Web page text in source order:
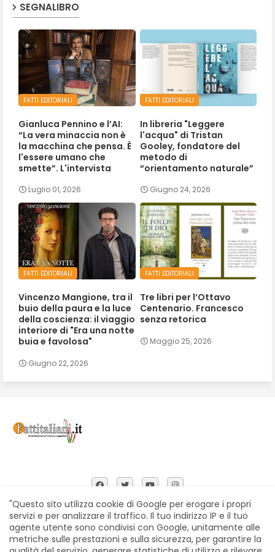
SEGNALIBRO
FATTI EDITORIALI
Gianluca Pennino e l’AI:
“La vera minaccia non è
la macchina che pensa. È
l'essere umano che
smette”. L'intervista
Luglio 01, 2026
FATTI EDITORIALI
In libreria "Leggere
l'acqua" di Tristan
Gooley, fondatore del
metodo di
“orientamento naturale”
Giugno 24, 2026
FATTI EDITORIALI
Vincenzo Mangione, tra il
buio della paura e la luce
della coscienza: il viaggio
interiore di "Era una notte
buia e favolosa"
Giugno 22, 2026
FATTI EDITORIALI
Tre libri per l’Ottavo
Centenario. Francesco
senza retorica
Maggio 25, 2026
Home Chi siamo Contatti
Privacy Policy
Segnalazioni
"Questo sito utilizza cookie di Google per erogare i propri
servizi e per analizzare il traffico. Il tuo indirizzo IP e il tuo
agente utente sono condivisi con Google, unitamente alle
metriche sulle prestazioni e sulla sicurezza, per garantire la